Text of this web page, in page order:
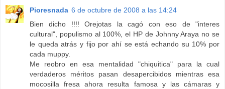
Pioresnada 6 de octubre de 2008 a las 14:24
Bien dicho !!!! Orejotas la cagó con eso de "interes
cultural", populismo al 100%, el HP de Johnny Araya no se
le queda atrás y fijo por ahí se está echando su 10% por
cada muppy.
Me reobro en esa mentalidad "chiquitica" para la cual
verdaderos méritos pasan desapercibidos mientras esa
mocosilla fresa ahora resulta famosa y las cámaras y